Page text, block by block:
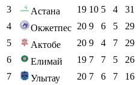
3
Астана 19 10 5 4 31
4
Окжетпес 20 9 6 5 29
5
Актобе 20 9 4 7 29
6
Елимай 19 7 7 5 26
7
Улытау 20 7 6 7 16